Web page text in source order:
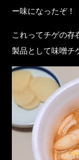
ー味になったぞ！
これってチゲの
製品として味噌チ